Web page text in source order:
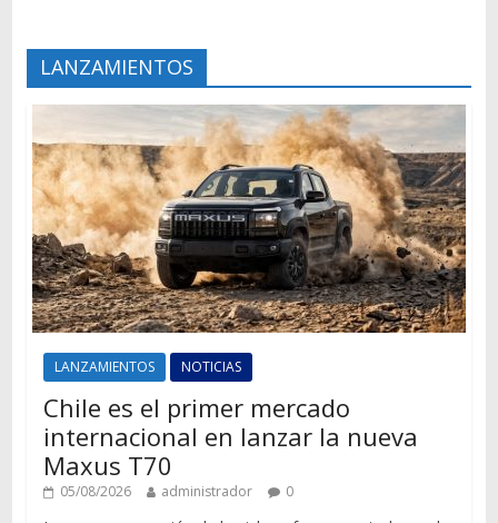
LANZAMIENTOS
LANZAMIENTOS NOTICIAS
Chile es el primer mercado
internacional en lanzar la nueva
Maxus T70
05/08/2026 administrador 0